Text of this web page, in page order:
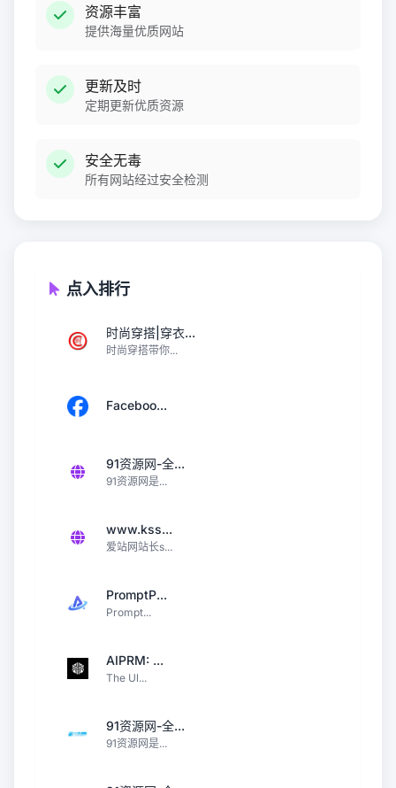
资源丰富
提供海量优质网站
更新及时
定期更新优质资源
安全无毒
所有网站经过安全检测
点入排行
时尚穿搭|穿衣...
时尚穿搭带你...
Faceboo...
91资源网-全...
91资源网是...
www.kss...
爱站网站长s...
PromptP...
Prompt...
AIPRM: ...
The Ul...
91资源网-全...
91资源网是...